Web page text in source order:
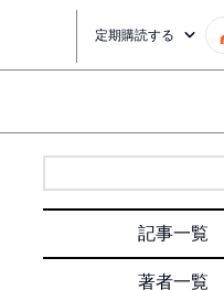
定期購読する
記事一覧
著者一覧